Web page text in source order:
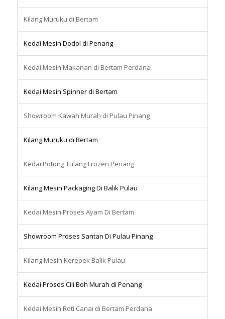
Kilang Muruku di Bertam
Kedai Mesin Dodol di Penang
Kedai Mesin Makanan di Bertam Perdana
Kedai Mesin Spinner di Bertam
Showroom Kawah Murah di Pulau Pinang
Kilang Muruku di Bertam
Kedai Potong Tulang Frozen Penang
Kilang Mesin Packaging Di Balik Pulau
Kedai Mesin Proses Ayam Di Bertam
Showroom Proses Santan Di Pulau Pinang
Kilang Mesin Kerepek Balik Pulau
Kedai Proses Cili Boh Murah di Penang
Kedai Mesin Roti Canai di Bertam Perdana